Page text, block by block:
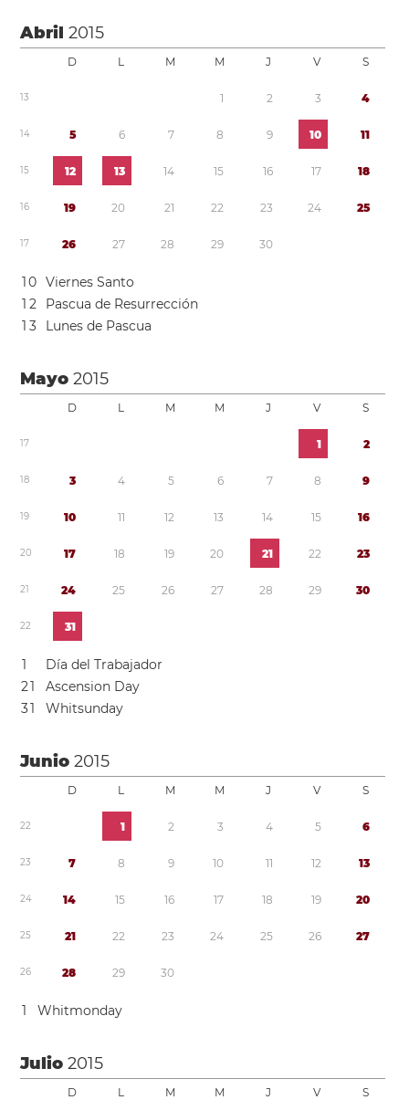
Abril2015
D L M M J V S
13 1 2 3 4
14 5 6 7 8 9 10 11
15 12 13 14 15 16 17 18
16 19 20 21 22 23 24 25
17 26 27 28 29 30
10 Viernes Santo
1 2
Pascua de Resurrección
1 3 Lunes de Pascua
Mayo2015
D L M M J V S
17 1 2
18 3 4 5 6 7 8 9
19 10 11 12 13 14 15 16
20 17 18 19 20 21 22 23
21 24 25 26 27 28 29 30
22 31
1
Día del Trabajador
21
Ascension Day
31 Whitsunday
Junio2015
D L M M J V S
22 1 2 3 4 5 6
23 7 8 9 10 11 12 13
24 14 15 16 17 18 19 20
25 21 22 23 24 25 26 27
26 28 29 30
1 Whitmonday
Julio2015
D L M M J V S